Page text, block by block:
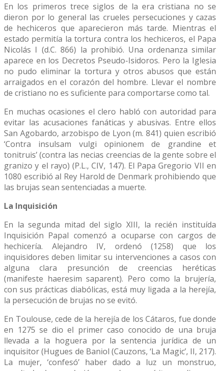
En los primeros trece siglos de la era cristiana no se
dieron por lo general las crueles persecuciones y cazas
de hechiceros que aparecieron más tarde. Mientras el
estado permitía la tortura contra los hechiceros, el Papa
Nicolás I (d.C. 866) la prohibió. Una ordenanza similar
aparece en los Decretos Pseudo-Isidoros. Pero la Iglesia
no pudo eliminar la tortura y otros abusos que están
arraigados en el corazón del hombre. Llevar el nombre
de cristiano no es suficiente para comportarse como tal.
En muchas ocasiones el clero habló con autoridad para
evitar las acusaciones fanáticas y abusivas. Entre ellos
San Agobardo, arzobispo de Lyon (m. 841) quien escribió
‘Contra insulsam vulgi opinionem de grandine et
tonitruis’ (contra las necias creencias de la gente sobre el
granizo y el rayo) (P.L., CIV, 147). El Papa Gregorio VII en
1080 escribió al Rey Harold de Denmark prohibiendo que
las brujas sean sentenciadas a muerte.
La Inquisición
En la segunda mitad del siglo XIII, la recién instituída
Inquisición Papal comenzó a ocuparse con cargos de
hechicería. Alejandro IV, ordenó (1258) que los
inquisidores deben limitar su intervenciones a casos con
alguna clara presunción de creencias heréticas
(manifeste haeresim saparent). Pero como la brujería,
con sus prácticas diabólicas, está muy ligada a la herejía,
la persecución de brujas no se evitó.
En Toulouse, cede de la herejía de los Cátaros, fue donde
en 1275 se dio el primer caso conocido de una bruja
llevada a la hoguera por la sentencia jurídica de un
inquisitor (Hugues de Baniol (Cauzons, ‘La Magic’, II, 217).
La mujer, ‘confesó’ haber dado a luz un monstruo,